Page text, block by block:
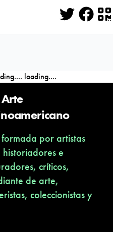
Twitter
loading....
por artistas
e
críticos,
de arte,
coleccionistas y